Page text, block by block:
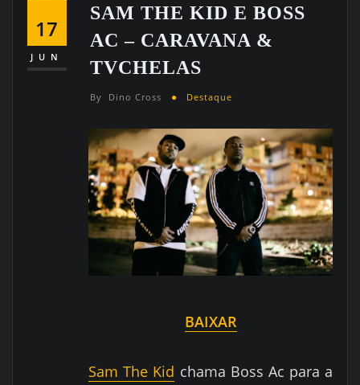
17
JUN
SAM THE KID E BOSS
AC – CARAVANA &
TVCHELAS
By Dino Cross Destaque
BAIXAR
Sam The Kid chama Boss Ac para a